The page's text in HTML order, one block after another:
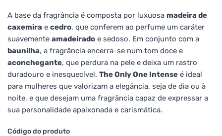
A base da fragrância é composta por luxuosa madeira de
caxemira e cedro, que conferem ao perfume um caráter
suavemente amadeirado e sedoso. Em conjunto com a
baunilha, a fragrância encerra-se num tom doce e
aconchegante, que perdura na pele e deixa um rastro
duradouro e inesquecível. The Only One Intense é ideal
para mulheres que valorizam a elegância, seja de dia ou à
noite, e que desejam uma fragrância capaz de expressar a
sua personalidade apaixonada e carismática.
Código do produto